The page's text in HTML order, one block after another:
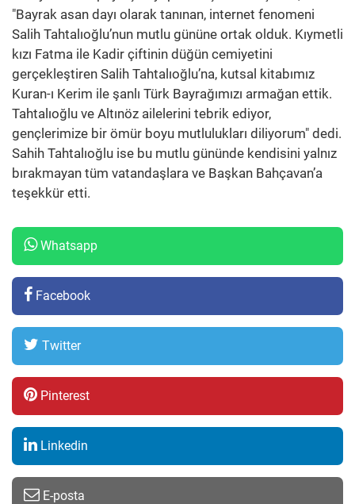
"Bayrak asan dayı olarak tanınan, internet fenomeni
Salih Tahtalıoğlu’nun mutlu gününe ortak olduk. Kıymetli
kızı Fatma ile Kadir çiftinin düğün cemiyetini
gerçekleştiren Salih Tahtalıoğlu’na, kutsal kitabımız
Kuran-ı Kerim ile şanlı Türk Bayrağımızı armağan ettik.
Tahtalıoğlu ve Altınöz ailelerini tebrik ediyor,
gençlerimize bir ömür boyu mutlulukları diliyorum" dedi.
Sahih Tahtalıoğlu ise bu mutlu gününde kendisini yalnız
bırakmayan tüm vatandaşlara ve Başkan Bahçavan’a
teşekkür etti.
Whatsapp
Facebook
Twitter
Pinterest
Linkedin
E-posta